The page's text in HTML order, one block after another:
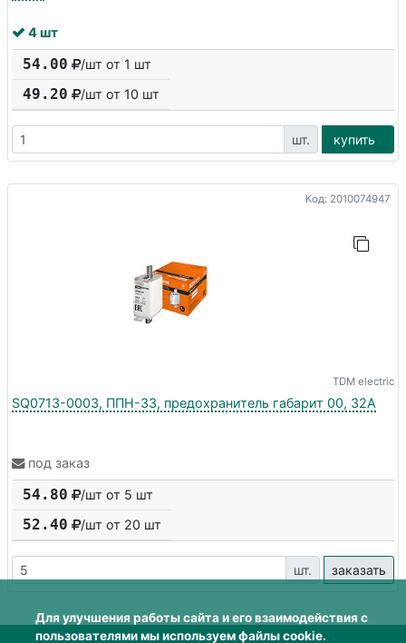
4 шт
54.00 /шт от 1 шт
49.20 /шт от 10 шт
шт. купить
Код: 2010074947
TDM electric
SQ0713-0003, ППН-33, предохранитель габарит 00, 32А
под заказ
54.80 /шт от 5 шт
52.40 /шт от 20 шт
шт. заказать
Для улучшения работы сайта и его взаимодействия с
пользователями мы используем файлы cookie.